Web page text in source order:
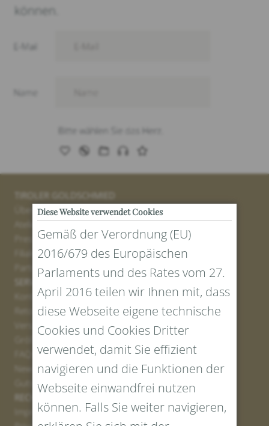
können.
TIROLER GOLDSCHMIED
Über uns
Atelier
Presse
Filialen
Partner
SERVICE
Kontakt
Retourenportal
Versand
Newsletter Anmelden
Gutschein erstellen
RECHTLICHES UND DATENSCHUTZ
Impressum
Diese Website verwendet Cookies
Gemäß der Verordnung (EU)
2016/679 des Europäischen
Parlaments und des Rates vom 27.
April 2016 teilen wir Ihnen mit, dass
diese Webseite eigene technische
Cookies und Cookies Dritter
verwendet, damit Sie effizient
navigieren und die Funktionen der
Webseite einwandfrei nutzen
können. Falls Sie weiter navigieren,